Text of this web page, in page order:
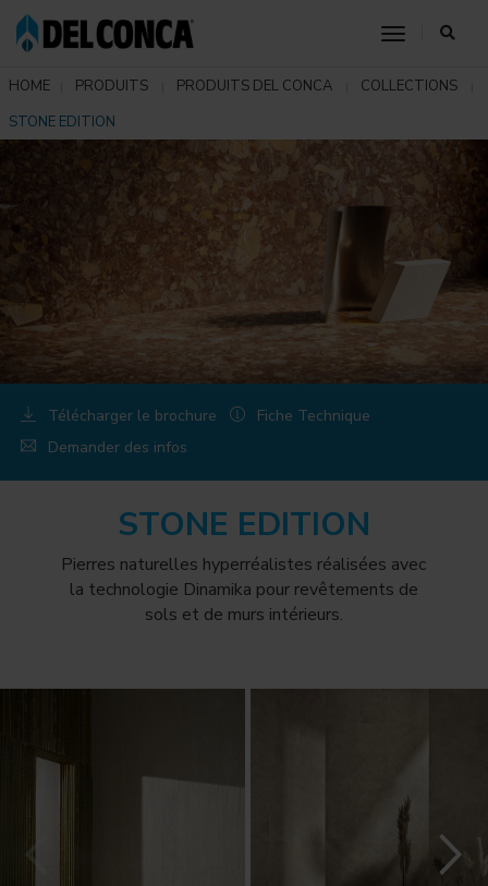
toggle
HOME PRODUITS PRODUITS DEL CONCA
COLLECTIONS
STONE EDITION
Télécharger le brochure
Fiche Technique
Demander des infos
STONE EDITION
Pierres naturelles hyperréalistes réalisées avec
la technologie Dinamika pour revêtements de
sols et de murs intérieurs.